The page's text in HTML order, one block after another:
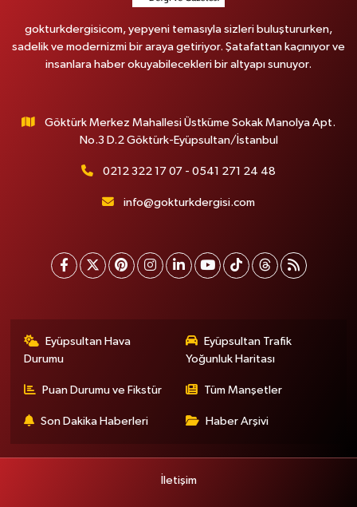
gokturkdergisicom, yepyeni temasıyla sizleri buluştururken,
sadelik ve modernizmi bir araya getiriyor. Şatafattan kaçınıyor ve
insanlara haber okuyabilecekleri bir altyapı sunuyor.
Göktürk Merkez Mahallesi Üstküme Sokak Manolya Apt.
No.3 D.2 Göktürk-Eyüpsultan/İstanbul
0212 322 17 07 - 0541 271 24 48
info@gokturkdergisi.com
Eyüpsultan Hava
Durumu
Eyüpsultan Trafik
Yoğunluk Haritası
Puan Durumu ve Fikstür Tüm Manşetler
Son Dakika Haberleri Haber Arşivi
İletişim